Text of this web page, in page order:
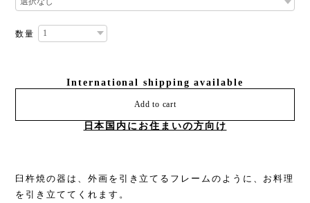
数量
International shipping available
Add to cart
日本国内にお住まいの方向け
臼杵焼の器は、外画を引き立てるフレームのように、お料理
を引き立ててくれます。